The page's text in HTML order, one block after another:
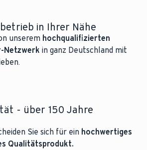
in Ihrer Nähe
unserem hochqualifizierten
Netzwerk in ganz Deutschland mit
- über 150 Jahre
Sie sich für ein hochwertiges
Qualitätsprodukt.